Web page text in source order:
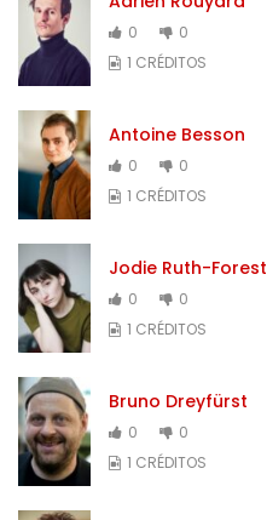
0
0
1 CRÉDITOS
Antoine Besson
0
0
1 CRÉDITOS
Jodie Ruth-Forest
0
0
1 CRÉDITOS
Bruno Dreyfürst
0
0
1 CRÉDITOS